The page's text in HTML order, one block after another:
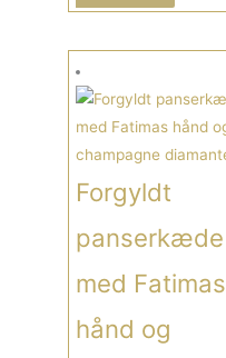
Forgyldt
panserkæde
med Fatimas
hånd og
vare
har
flere
kan
på